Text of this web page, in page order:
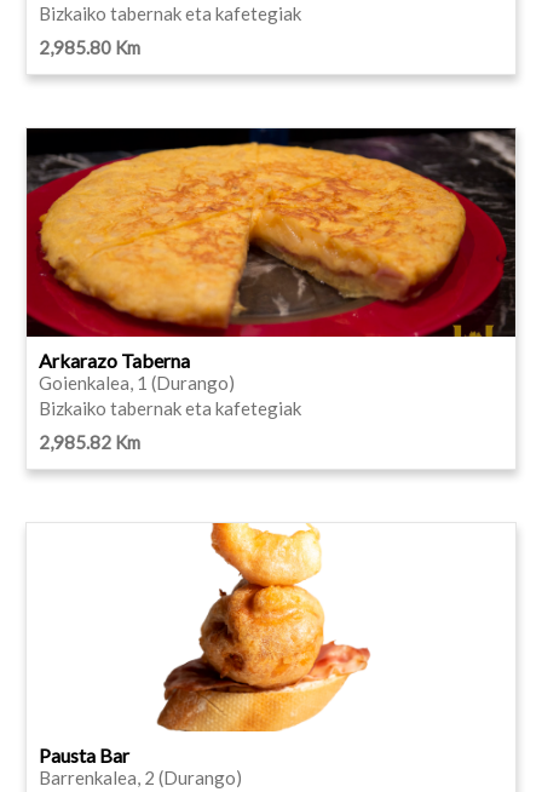
Bizkaiko tabernak eta kafetegiak
2,985.80 Km
Arkarazo Taberna
Goienkalea, 1 (Durango)
Bizkaiko tabernak eta kafetegiak
2,985.82 Km
Pausta Bar
Barrenkalea, 2 (Durango)